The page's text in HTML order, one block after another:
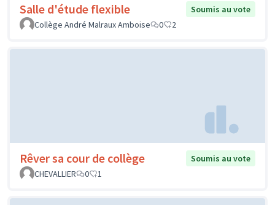
Salle d'étude flexible
Soumis au vote
Collège André Malraux Amboise
0 2
Rêver sa cour de collège
Soumis au vote
CHEVALLIER
0 1